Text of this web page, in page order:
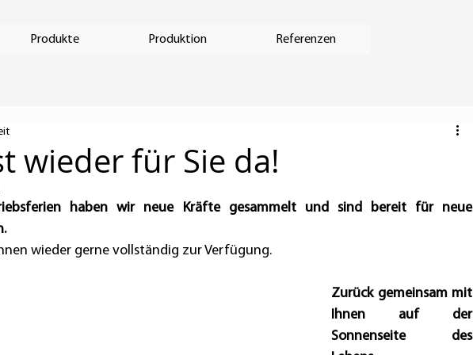
Produkte Produktion Referenzen
wieder für Sie da!
haben wir neue Kräfte gesammelt und sind bereit für neue
wieder gerne vollständig zur Verfügung.
Zurück gemeinsam mit
Ihnen auf der
Sonnenseite des